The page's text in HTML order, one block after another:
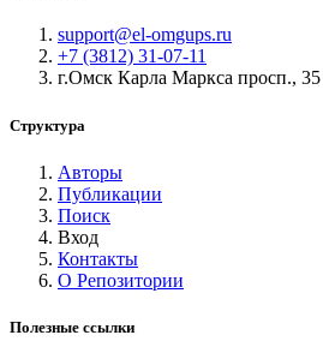
support@el-omgups.ru
+7 (3812) 31-07-11
г.Омск Карла Маркса просп., 35
Структура
Авторы
Публикации
Поиск
Вход
Контакты
О Репозитории
Полезные ссылки